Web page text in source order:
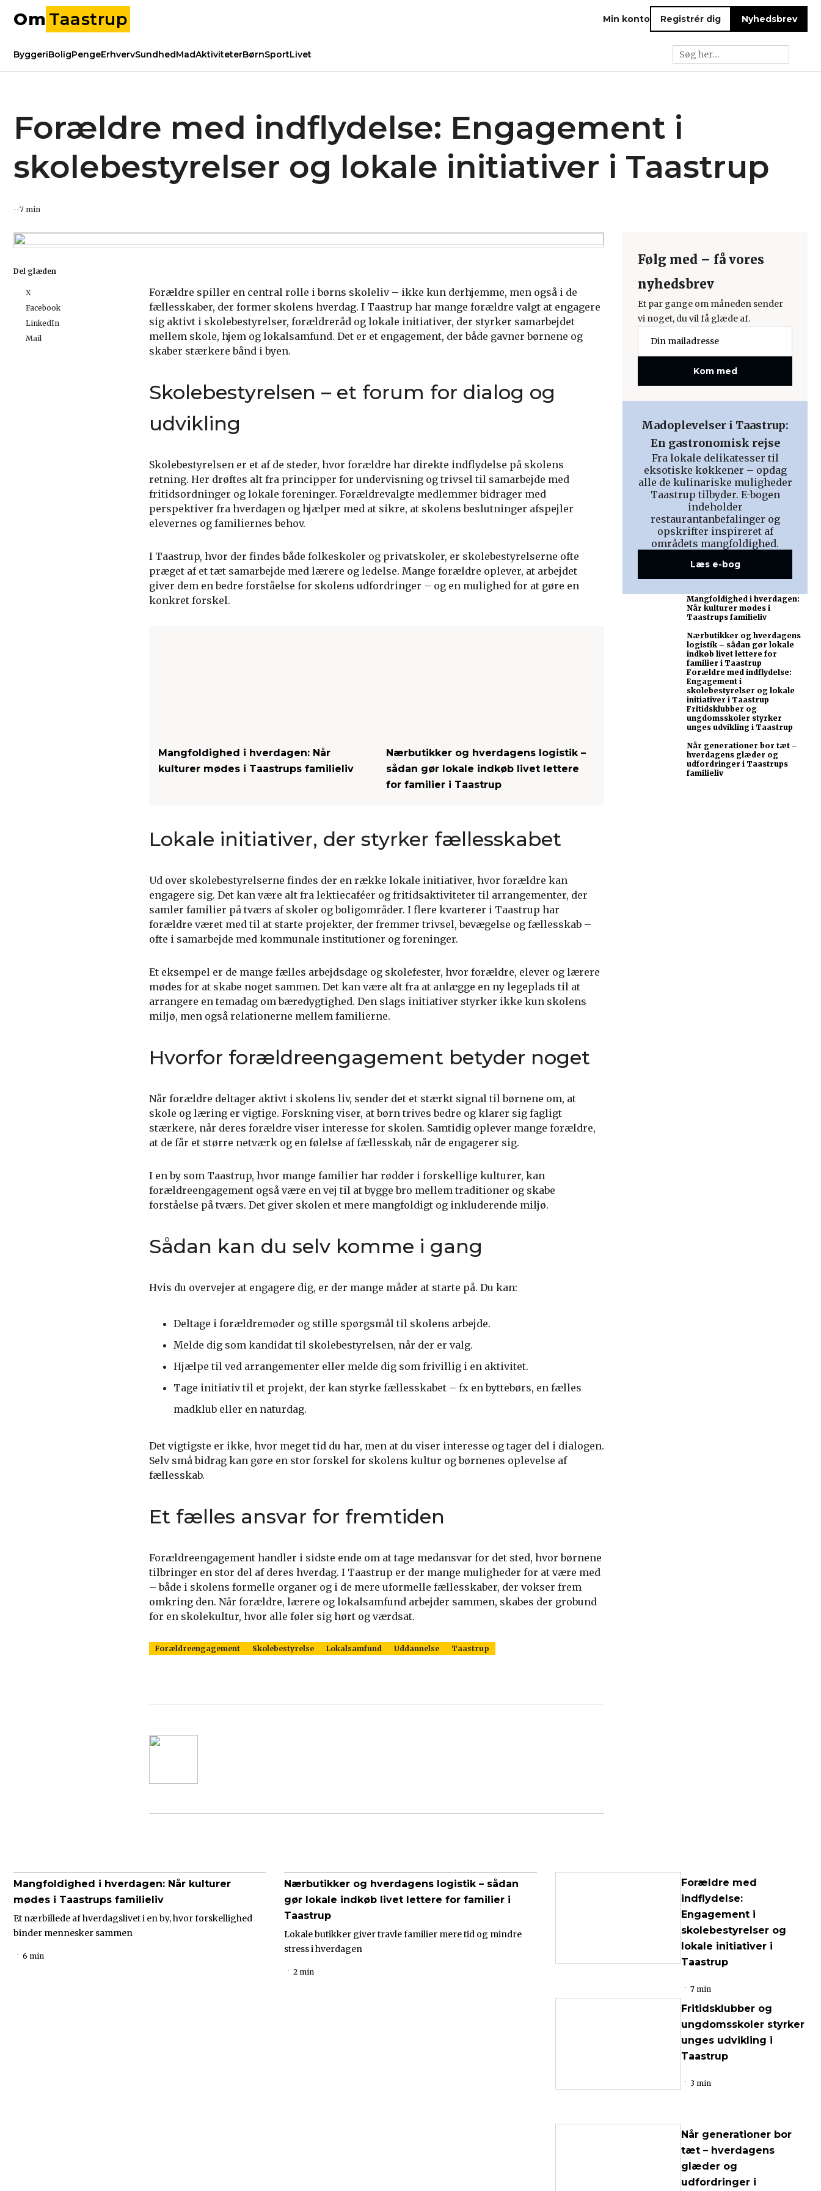
Om Taastrup Min konto Registrér dig Nyhedsbrev
ByggeriBoligPengeErhvervSundhedMadAktiviteterBørnSportLivet
Forældre med indflydelse: Engagement i
skolebestyrelser og lokale initiativer i Taastrup
7 min
Forældre spiller en central rolle i børns skoleliv – ikke kun derhjemme, men også i de
fællesskaber, der former skolens hverdag. I Taastrup har mange forældre valgt at engagere
sig aktivt i skolebestyrelser, forældreråd og lokale initiativer, der styrker samarbejdet
mellem skole, hjem og lokalsamfund. Det er et engagement, der både gavner børnene og
skaber stærkere bånd i byen.
Skolebestyrelsen – et forum for dialog og
udvikling
Skolebestyrelsen er et af de steder, hvor forældre har direkte indflydelse på skolens
retning. Her drøftes alt fra principper for undervisning og trivsel til samarbejde med
fritidsordninger og lokale foreninger. Forældrevalgte medlemmer bidrager med
perspektiver fra hverdagen og hjælper med at sikre, at skolens beslutninger afspejler
elevernes og familiernes behov.
I Taastrup, hvor der findes både folkeskoler og privatskoler, er skolebestyrelserne ofte
præget af et tæt samarbejde med lærere og ledelse. Mange forældre oplever, at arbejdet
giver dem en bedre forståelse for skolens udfordringer – og en mulighed for at gøre en
konkret forskel.
Mangfoldighed i hverdagen: Når
kulturer mødes i Taastrups familieliv
Nærbutikker og hverdagens logistik –
sådan gør lokale indkøb livet lettere
for familier i Taastrup
Lokale initiativer, der styrker fællesskabet
Ud over skolebestyrelserne findes der en række lokale initiativer, hvor forældre kan
engagere sig. Det kan være alt fra lektiecaféer og fritidsaktiviteter til arrangementer, der
samler familier på tværs af skoler og boligområder. I flere kvarterer i Taastrup har
forældre været med til at starte projekter, der fremmer trivsel, bevægelse og fællesskab –
ofte i samarbejde med kommunale institutioner og foreninger.
Et eksempel er de mange fælles arbejdsdage og skolefester, hvor forældre, elever og lærere
mødes for at skabe noget sammen. Det kan være alt fra at anlægge en ny legeplads til at
arrangere en temadag om bæredygtighed. Den slags initiativer styrker ikke kun skolens
miljø, men også relationerne mellem familierne.
Hvorfor forældreengagement betyder noget
Når forældre deltager aktivt i skolens liv, sender det et stærkt signal til børnene om, at
skole og læring er vigtige. Forskning viser, at børn trives bedre og klarer sig fagligt
stærkere, når deres forældre viser interesse for skolen. Samtidig oplever mange forældre,
at de får et større netværk og en følelse af fællesskab, når de engagerer sig.
I en by som Taastrup, hvor mange familier har rødder i forskellige kulturer, kan
forældreengagement også være en vej til at bygge bro mellem traditioner og skabe
forståelse på tværs. Det giver skolen et mere mangfoldigt og inkluderende miljø.
Sådan kan du selv komme i gang
Hvis du overvejer at engagere dig, er der mange måder at starte på. Du kan:
Deltage i forældremøder og stille spørgsmål til skolens arbejde.
Melde dig som kandidat til skolebestyrelsen, når der er valg.
Hjælpe til ved arrangementer eller melde dig som frivillig i en aktivitet.
Tage initiativ til et projekt, der kan styrke fællesskabet – fx en byttebørs, en fælles
madklub eller en naturdag.
Det vigtigste er ikke, hvor meget tid du har, men at du viser interesse og tager del i dialogen.
Selv små bidrag kan gøre en stor forskel for skolens kultur og børnenes oplevelse af
fællesskab.
Et fælles ansvar for fremtiden
Forældreengagement handler i sidste ende om at tage medansvar for det sted, hvor børnene
tilbringer en stor del af deres hverdag. I Taastrup er der mange muligheder for at være med
– både i skolens formelle organer og i de mere uformelle fællesskaber, der vokser frem
omkring den. Når forældre, lærere og lokalsamfund arbejder sammen, skabes der grobund
for en skolekultur, hvor alle føler sig hørt og værdsat.
Forældreengagement Skolebestyrelse Lokalsamfund Uddannelse Taastrup
Del glæden
X
Facebook
LinkedIn
Mail
Følg med – få vores
nyhedsbrev
Et par gange om måneden sender
vi noget, du vil få glæde af.
Kom med
Madoplevelser i Taastrup:
En gastronomisk rejse
Fra lokale delikatesser til
eksotiske køkkener – opdag
alle de kulinariske muligheder
Taastrup tilbyder. E-bogen
indeholder
restaurantanbefalinger og
opskrifter inspireret af
områdets mangfoldighed.
Læs e-bog
Mangfoldighed i hverdagen:
Når kulturer mødes i
Taastrups familieliv
Nærbutikker og hverdagens
logistik – sådan gør lokale
indkøb livet lettere for
familier i Taastrup
Forældre med indflydelse:
Engagement i
skolebestyrelser og lokale
initiativer i Taastrup
Fritidsklubber og
ungdomsskoler styrker
unges udvikling i Taastrup
Når generationer bor tæt –
hverdagens glæder og
udfordringer i Taastrups
familieliv
Mangfoldighed i hverdagen: Når kulturer
mødes i Taastrups familieliv
Et nærbillede af hverdagslivet i en by, hvor forskellighed
binder mennesker sammen
6 min
Nærbutikker og hverdagens logistik – sådan
gør lokale indkøb livet lettere for familier i
Taastrup
Lokale butikker giver travle familier mere tid og mindre
stress i hverdagen
2 min
Forældre med
indflydelse:
Engagement i
skolebestyrelser og
lokale initiativer i
Taastrup
7 min
Fritidsklubber og
ungdomsskoler styrker
unges udvikling i
Taastrup
3 min
Når generationer bor
tæt – hverdagens
glæder og
udfordringer i